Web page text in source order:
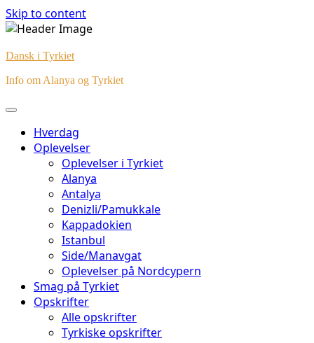
Skip to content
Dansk i Tyrkiet
Info om Alanya og Tyrkiet
Hverdag
Oplevelser
Oplevelser i Tyrkiet
Alanya
Antalya
Denizli/Pamukkale
Kappadokien
Istanbul
Side/Manavgat
Oplevelser på Nordcypern
Smag på Tyrkiet
Opskrifter
Alle opskrifter
Tyrkiske opskrifter